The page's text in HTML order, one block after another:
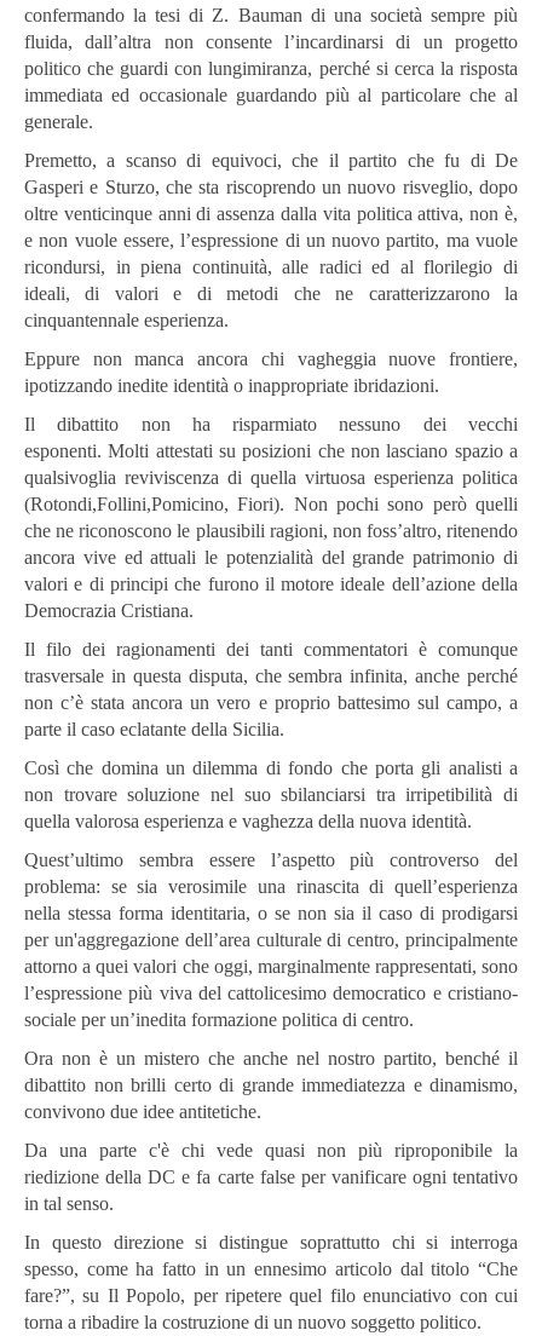
confermando la tesi di Z. Bauman di una società sempre più
fluida, dall’altra non consente l’incardinarsi di un progetto
politico che guardi con lungimiranza, perché si cerca la risposta
immediata ed occasionale guardando più al particolare che al
generale.
Premetto, a scanso di equivoci, che il partito che fu di De
Gasperi e Sturzo, che sta riscoprendo un nuovo risveglio, dopo
oltre venticinque anni di assenza dalla vita politica attiva, non è,
e non vuole essere, l’espressione di un nuovo partito, ma vuole
ricondursi, in piena continuità, alle radici ed al florilegio di
ideali, di valori e di metodi che ne caratterizzarono la
cinquantennale esperienza.
Eppure non manca ancora chi vagheggia nuove frontiere,
ipotizzando inedite identità o inappropriate ibridazioni.
Il dibattito non ha risparmiato nessuno dei vecchi
esponenti.Molti attestati su posizioni che non lasciano spazio a
qualsivoglia reviviscenza di quella virtuosa esperienza politica
(Rotondi,Follini,Pomicino, Fiori). Non pochi sono però quelli
che ne riconoscono le plausibili ragioni, non foss’altro, ritenendo
ancora vive ed attuali le potenzialità del grande patrimonio di
valori e di principi che furono il motore ideale dell’azione della
Democrazia Cristiana.
Il filo dei ragionamenti dei tanti commentatori è comunque
trasversale in questa disputa, che sembra infinita, anche perché
non c’è stata ancora un vero e proprio battesimo sul campo, a
parte il caso eclatante della Sicilia.
Così che domina un dilemma di fondo che porta gli analisti a
non trovare soluzione nel suo sbilanciarsi tra irripetibilità di
quella valorosa esperienza e vaghezza della nuova identità.
Quest’ultimo sembra essere l’aspetto più controverso del
problema: se sia verosimile una rinascita di quell’esperienza
nella stessa forma identitaria, o se non sia il caso di prodigarsi
per un'aggregazione dell’area culturale di centro, principalmente
attorno a quei valori che oggi, marginalmente rappresentati, sono
l’espressione più viva del cattolicesimo democratico e cristiano-
sociale per un’inedita formazione politica di centro.
Ora non è un mistero che anche nel nostro partito, benché il
dibattito non brilli certo di grande immediatezza e dinamismo,
convivono due idee antitetiche.
Da una parte c'è chi vede quasi non più riproponibile la
riedizione della DC e fa carte false per vanificare ogni tentativo
in tal senso.
In questo direzione si distingue soprattutto chi si interroga
spesso, come ha fatto in un ennesimo articolo dal titolo “Che
fare?”, su Il Popolo, per ripetere quel filo enunciativo con cui
torna a ribadire la costruzione di un nuovo soggetto politico.